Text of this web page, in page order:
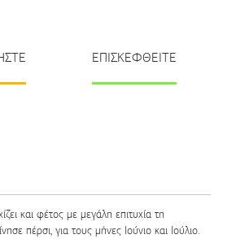
ΕΠΙΣΚΕΦΘΕΙΤΕ
και φέτος με μεγάλη επιτυχία τη
πέρσι, για τους μήνες Ιούνιο και Ιούλιο.